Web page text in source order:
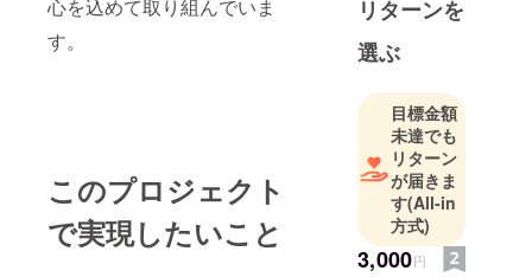
心を込めて取り組んでいま
す。
このプロジェクト
で実現したいこと
リターンを
選ぶ
目標金額
未達でも
リターン
が届きま
す(All-in
方式)
3,000円